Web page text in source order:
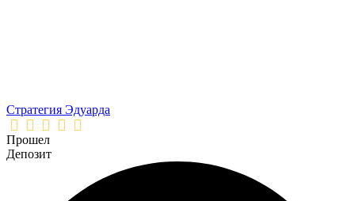
Стратегия Эдуарда
Прошел
Депозит